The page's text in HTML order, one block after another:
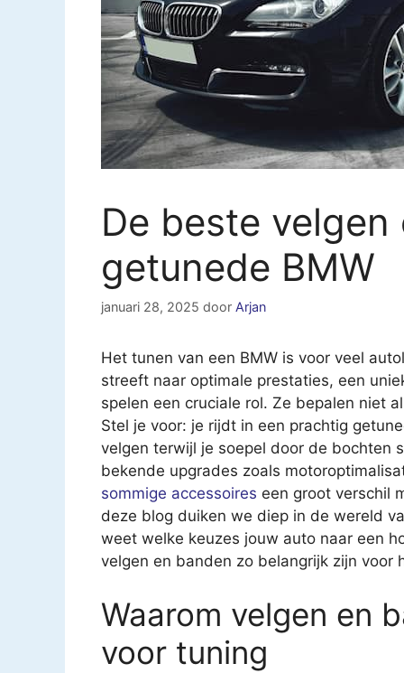
De beste
getunede BMW
januari 28, 2025 door Arjan
Het tunen van een BMW is voor veel
streeft naar optimale prestaties, een
spelen een cruciale rol. Ze bepalen niet
Stel je voor: je rijdt in een prachtig
velgen terwijl je soepel door de bochten
bekende upgrades zoals
sommige accessoires een groot verschil
deze blog duiken we diep in de wereld
weet welke keuzes jouw auto naar een
velgen en banden zo belangrijk zijn voor
Waarom velgen en
voor tuning